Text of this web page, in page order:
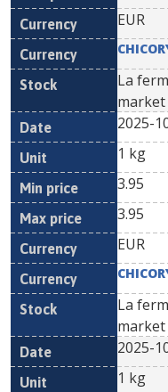
EUR
La
market
2025-
1 kg
3.95
3.95
EUR
La
market
2025-
1 kg